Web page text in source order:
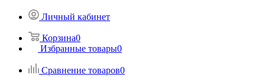
Личный кабинет
Корзина0
Избранные товары0
Сравнение товаров0